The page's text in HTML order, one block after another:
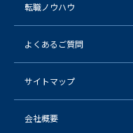
転職ノウハウ
よくあるご質問
サイトマップ
会社概要